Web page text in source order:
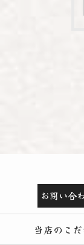
お問い合
当店のこだ